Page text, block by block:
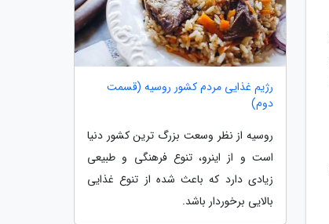
رژیم غذایی مردم کشور روسیه (قسمت
دوم)
روسیه از نظر وسعت بزرگ ترین کشور دنیا
است و از اینرو، تنوع فرهنگی و طبیعی
زیادی دارد که باعث شده از تنوع غذایی
بالایی برخوردار باشد.